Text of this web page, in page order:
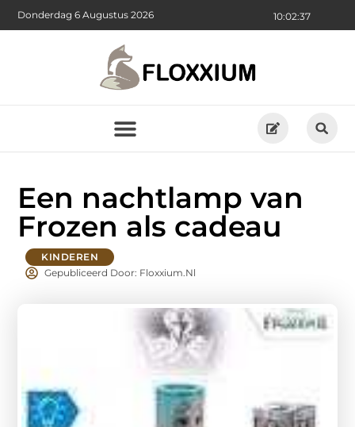
10:02:37
Donderdag 6 Augustus 2026
Een nachtlamp van
Frozen als cadeau
KINDEREN
Gepubliceerd Door: Floxxium.nl